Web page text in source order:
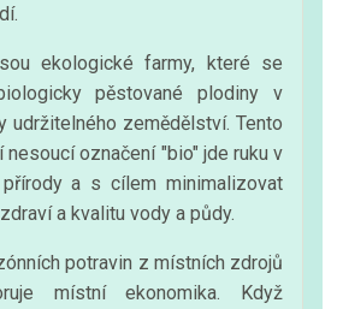
ekologické farmy, které se
pěstované plodiny v
udržitelného zemědělství. Tento
označení "bio" jde ruku v
a s cílem minimalizovat
a kvalitu vody a půdy.
potravin z místních zdrojů
místní ekonomika. Když